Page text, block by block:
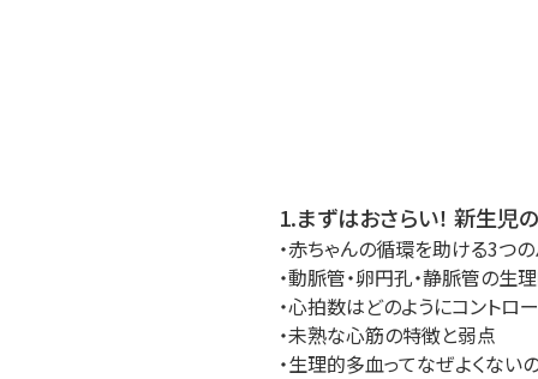
1.まずはおさらい！ 新生児
・赤ちゃんの循環を助ける3つ
・動脈管・卵円孔・静脈管の
・心拍数はどのようにコントロ
・未熟な心筋の特徴と弱点
・生理的多血ってなぜよくない